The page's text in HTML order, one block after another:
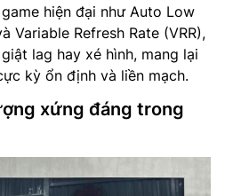
hiện đại như Auto Low
Variable Refresh Rate (VRR),
lag hay xé hình, mang lại
kỳ ổn định và liền mạch.
xứng đáng trong